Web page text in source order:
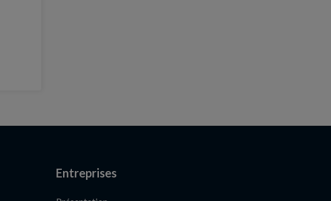
Entreprises